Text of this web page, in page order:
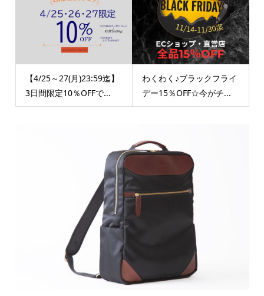
【4/25～27(月)23:59迄】
3日間限定10％OFFで...
わくわく♪ブラックフライ
デー15％OFF☆今がチ...